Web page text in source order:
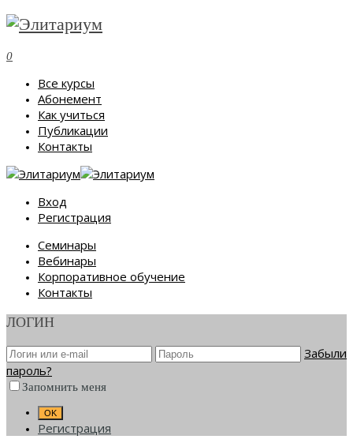
0
Все курсы
Абонемент
Как учиться
Публикации
Контакты
Вход
Регистрация
Семинары
Вебинары
Корпоративное обучение
Контакты
ЛОГИН
Забыли
пароль?
Запомнить меня
Регистрация